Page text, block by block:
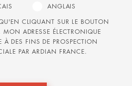
ANGLAIS
CLIQUANT SUR LE BOUTON
ADRESSE ÉLECTRONIQUE
À DES FINS DE PROSPECTION
PAR ARDIAN FRANCE.